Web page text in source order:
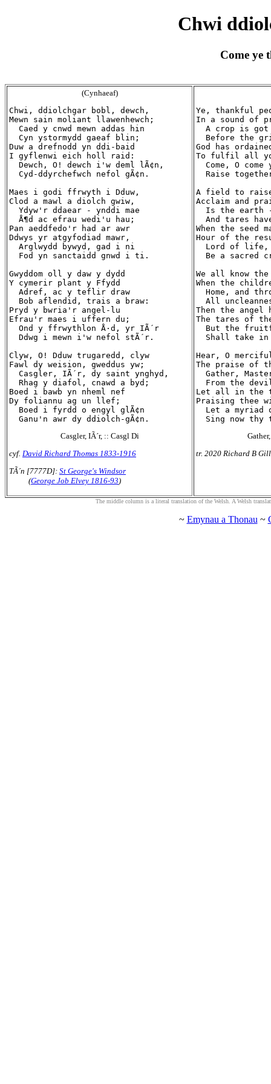
Chwi
Come ye
(Cynhaeaf)
Chwi, ddiolchgar bobl, dewch,
Mewn sain moliant llawenhewch;
  Caed y cnwd mewn addas hin
  Cyn ystormydd gaeaf blin;
Duw a drefnodd yn ddi-baid
I gyflenwi eich holl raid:
  Dewch, O! dewch i'w deml lÃ¢n,
  Cyd-ddyrchefwch nefol gÃ¢n.
Maes i godi ffrwyth i Dduw,
Clod a mawl a diolch gwiw,
  Ydyw'r ddaear - ynddi mae
  Å¶d ac efrau wedi'u hau;
Pan aeddfedo'r had ar awr
Ddwys yr atgyfodiad mawr,
  Arglwydd bywyd, gad i ni
  Fod yn sanctaidd gnwd i ti.
Gwyddom oll y daw y dydd
Y cymerir plant y Ffydd
  Adref, ac y teflir draw
  Bob aflendid, trais a braw:
Pryd y bwria'r angel-lu
Efrau'r maes i uffern du;
  Ond y ffrwythlon Å·d, yr IÃ´r
  Ddwg i mewn i'w nefol stÃ´r.
Clyw, O! Dduw trugaredd, clyw
Fawl dy weision, gweddus yw;
  Casgler, IÃ´r, dy saint ynghyd,
  Rhag y diafol, cnawd a byd;
Boed i bawb yn nheml nef
Dy foliannu ag un llef;
  Boed i fyrdd o engyl glÃ¢n
Casgler, IÃ´r, :: Casgl Di
cyf. David Richard Thomas 1833-1916
TÃ´n [7777D]: St George's Windsor
(George Job Elvey 1816-93)
Ye, thankful
In a sound of
A crop is
Before the
God has
To fulfil all
Come, O come
Raise
A field to
Acclaim and
Is the earth
And tares
When the seed
Hour of the
Lord of life,
Be a sacred
We all know
When the
Home, and
All
Then the
The tares of
But the
Shall take
Hear, O
The praise of
Gather,
From the
Let all in the
Praising thee
Let a myriad
tr. 2020 Richard B
The middle column is a literal translation of the Welsh. A Welsh
~ Emynau a Thonau ~